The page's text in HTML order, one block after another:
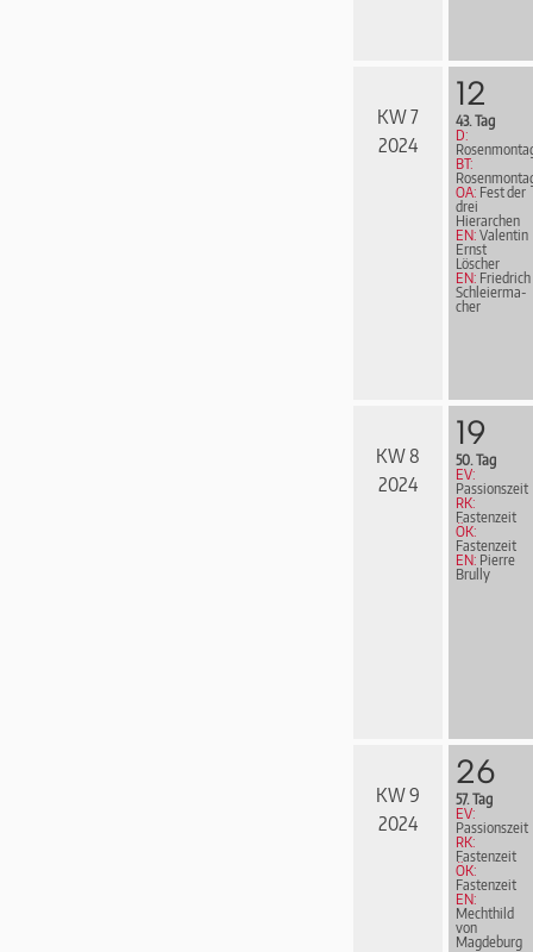
KW 7
2024
12
43. Tag
D:
BT:
OA: Fest der
drei
Hierarchen
EN: Valentin
Ernst
Löscher
EN: Friedrich
Schleier­ma­
cher
KW 8
2024
19
50. Tag
EV:
Passionszeit
RK:
Fastenzeit
ÖK:
Fastenzeit
EN: Pierre
Brully
KW 9
2024
26
57. Tag
EV:
Passionszeit
RK:
Fastenzeit
ÖK:
Fastenzeit
EN:
Mechthild
von
Magdeburg